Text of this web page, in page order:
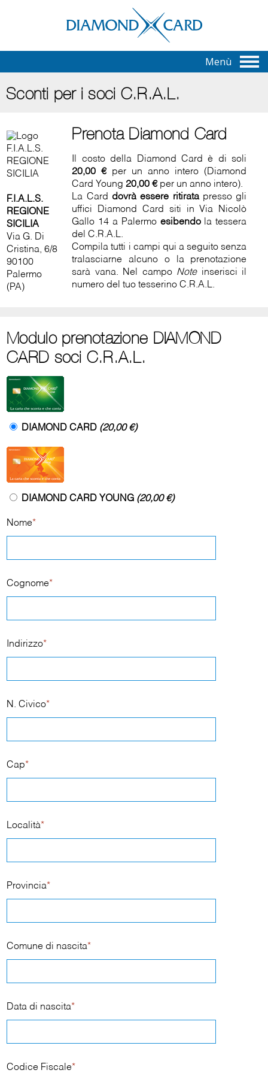
Menù
Sconti per i soci C.R.A.L.
F.I.A.L.S.
REGIONE
SICILIA
Via G. Di
Cristina, 6/8
90100
Palermo
(PA)
Prenota Diamond Card
Il costo della Diamond Card è di soli
20,00 €per un anno intero (Diamond
Card Young20,00 €per un anno intero).
La Card dovrà essere ritiratapresso gli
uffici Diamond Card siti in Via Nicolò
Gallo 14 a Palermo esibendola tessera
del C.R.A.L.
Compila tutti i campi qui a seguito senza
tralasciarne alcuno o la prenotazione
sarà vana. Nel campo Noteinserisci il
numero del tuo tesserino C.R.A.L.
Modulo prenotazione DIAMOND
CARD soci C.R.A.L.
DIAMOND CARD (20,00 €)
DIAMOND CARD YOUNG (20,00 €)
Nome*
Cognome*
Indirizzo*
N. Civico*
Cap*
Località*
Provincia*
Comune di nascita*
Data di nascita*
Codice Fiscale*